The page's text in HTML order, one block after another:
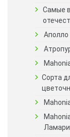
Самые
Аполло
Сорта